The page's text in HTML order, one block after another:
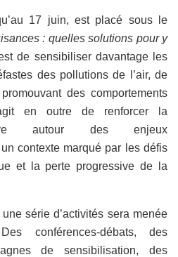
17 juin, est placé sous le
: quelles solutions pour y
de sensibiliser davantage les
des pollutions de l’air, de
des comportements
en outre de renforcer la
autour des enjeux
contexte marqué par les défis
et la perte progressive de la
série d’activités sera menée
conférences-débats, des
de sensibilisation, des